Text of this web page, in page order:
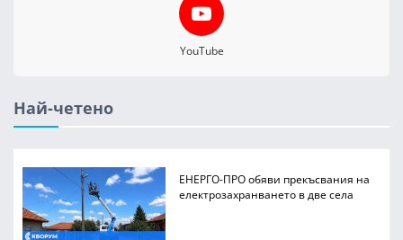
YouTube
Най-четено
ЕНЕРГО-ПРО обяви прекъсвания на
електрозахранването в две села